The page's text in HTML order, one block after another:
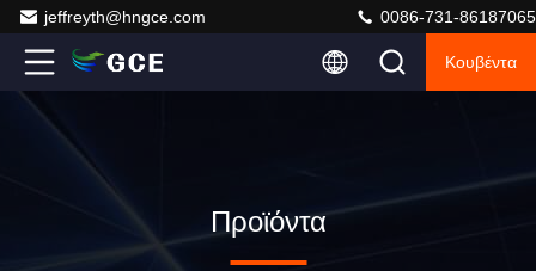
jeffreyth@hngce.com 0086-731-86187065
Κουβέντα
Προϊόντα